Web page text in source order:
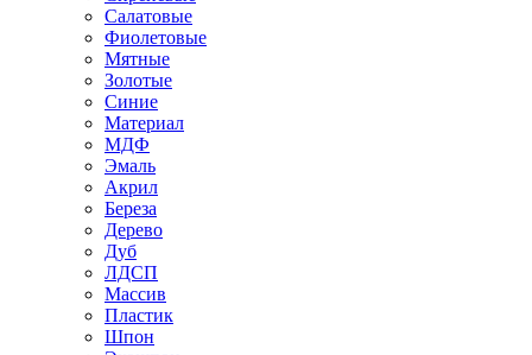
Салатовые
Фиолетовые
Мятные
Золотые
Синие
Материал
МДФ
Эмаль
Акрил
Береза
Дерево
Дуб
ЛДСП
Массив
Пластик
Шпон